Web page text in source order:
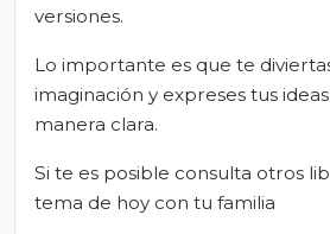
versiones.
Lo importante es que te
imaginación y expreses tus
manera clara.
Si te es posible consulta otros
tema de hoy con tu familia